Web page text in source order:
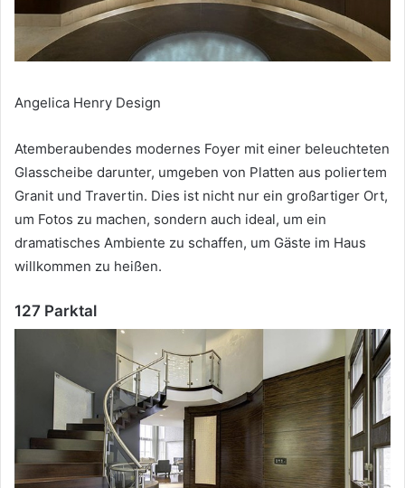
Angelica Henry Design
Atemberaubendes modernes Foyer mit einer beleuchteten
Glasscheibe darunter, umgeben von Platten aus poliertem
Granit und Travertin. Dies ist nicht nur ein großartiger Ort,
um Fotos zu machen, sondern auch ideal, um ein
dramatisches Ambiente zu schaffen, um Gäste im Haus
willkommen zu heißen.
127 Parktal